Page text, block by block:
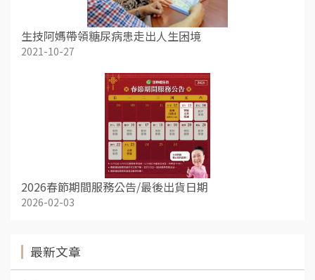
生技阿媽帶領糖尿病患走出人生困境
2021-10-27
2026春節期間服務公告/最後出貨日期
2026-02-03
最新文章